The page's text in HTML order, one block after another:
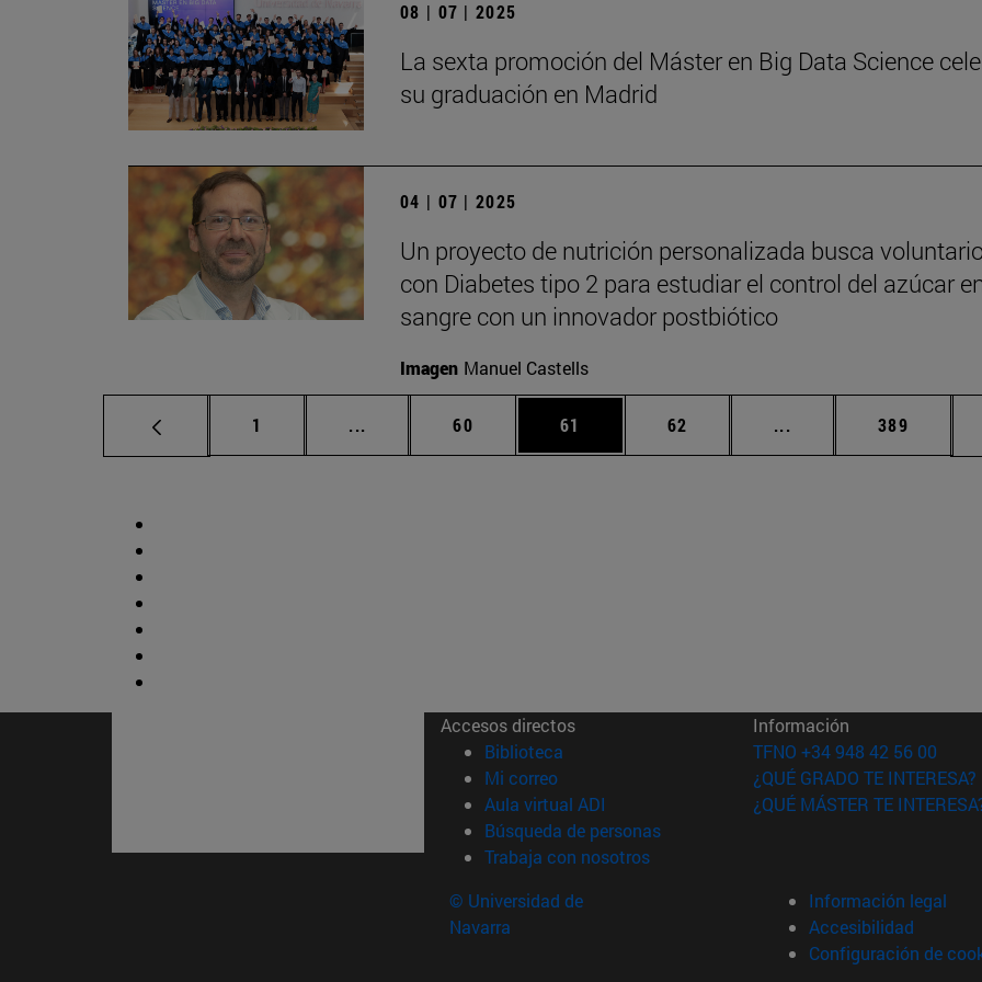
08 | 07 | 2025
La sexta promoción del Máster en Big Data Science
su graduación en Madrid
04 | 07 | 2025
Un proyecto de nutrición personalizada busca
con Diabetes tipo 2 para estudiar el control del azúcar
sangre con un innovador postbiótico
Imagen Manuel Castells
Página
1 ... Páginas intermedias Use TAB para desplazarse.
Página
60 Página
61 Página
62 ... Páginas intermedias
Página
389
Accesos directos
Biblioteca (abre en nueva ventana)
Mi correo(abre en nueva ventana)
Aula virtual ADI (abre en nueva ventana)
Búsqueda de personas(abre en nueva ventana)
Trabaja con nosotros(abre en nueva ventana)
Información
TFNO +34 948 42 56 00
¿QUÉ GRADO TE INTERESA?
¿QUÉ MÁSTER TE
© Universidad de
Navarra
Información legal
Accesibilidad
Configuración de